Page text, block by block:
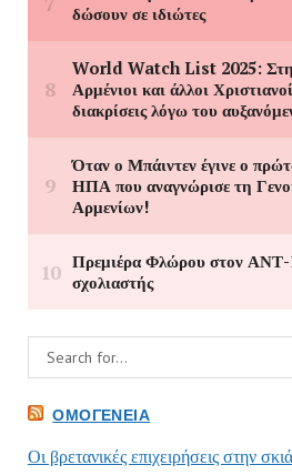
ΟΜΟΓΈΝΕΙΑ
Οι βρετανικές επιχειρήσεις στην